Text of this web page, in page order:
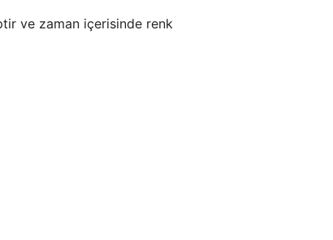
ve zaman içerisinde renk